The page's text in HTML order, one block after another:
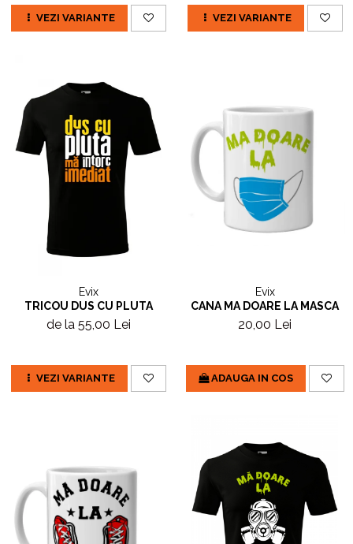
VEZI VARIANTE VEZI VARIANTE
Evix
TRICOU DUS CU PLUTA
de la 55,00 Lei
VEZI VARIANTE
Evix
CANA MA DOARE LA MASCA
20,00 Lei
ADAUGA IN COS